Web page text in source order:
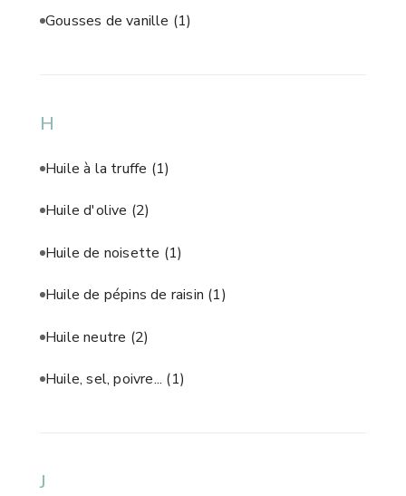
Gousses de vanille (1)
H
Huile à la truffe (1)
Huile d'olive (2)
Huile de noisette (1)
Huile de pépins de raisin (1)
Huile neutre (2)
Huile, sel, poivre... (1)
J